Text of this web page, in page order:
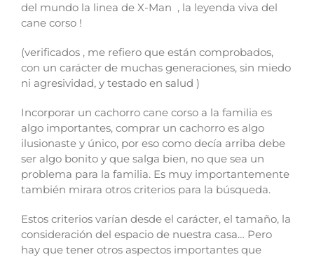
del mundo la linea de X-Man , la leyenda viva del
cane corso !
(verificados , me refiero que están comprobados,
con un carácter de muchas generaciones, sin miedo
ni agresividad, y testado en salud )
Incorporar un cachorro cane corso a la familia es
algo importantes, comprar un cachorro es algo
ilusionaste y único, por eso como decía arriba debe
ser algo bonito y que salga bien, no que sea un
problema para la familia. Es muy importantemente
también mirara otros criterios para la búsqueda.
Estos criterios varían desde el carácter, el tamaño, la
consideración del espacio de nuestra casa… Pero
hay que tener otros aspectos importantes que